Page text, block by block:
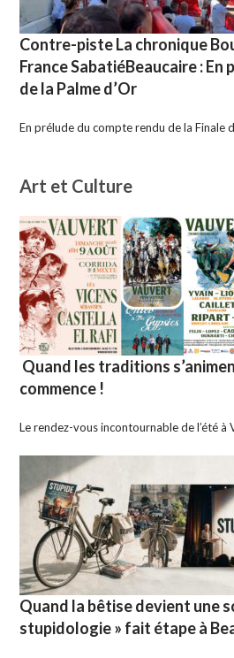
Contre-piste La chronique
France SabatiéBeaucaire : En
de la Palme d’Or
En prélude du compte rendu de la Finale
Art et Culture
Quand les traditions
commence !
Le rendez-vous incontournable de l’été à
Quand la bêtise devient une
stupidologie » fait étape à